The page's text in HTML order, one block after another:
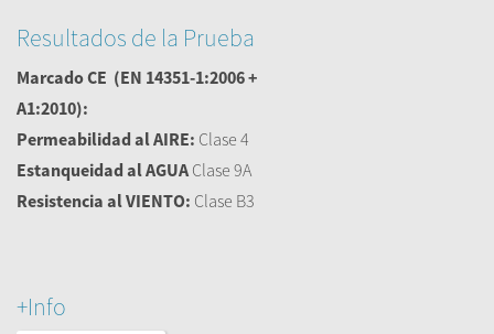
Resultados de la Prueba
Marcado CE (EN 14351-1:2006 +
A1:2010):
Permeabilidad al AIRE: Clase 4
Estanqueidad al AGUA Clase 9A
Resistencia al VIENTO: Clase B3
+Info